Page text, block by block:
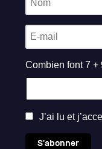
Combien font 7 +
J’ai lu et
S'abonner